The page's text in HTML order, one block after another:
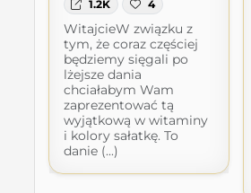
1.2K 4
WitajcieW związku z
tym, że coraz częściej
będziemy sięgali po
lżejsze dania
chciałabym Wam
zaprezentować tą
wyjątkową w witaminy
i kolory sałatkę. To
danie (...)